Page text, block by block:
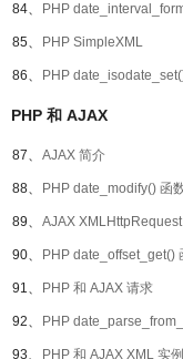
84、 PHP
85、 PHP SimpleXML
86、 PHP
PHP 和 AJAX
87、 AJAX 简介
88、 PHP date_modify() 函
89、 AJAX XMLHttpRequest
90、 PHP date_offset_get()
91、 PHP 和 AJAX 请求
92、 PHP
93、 PHP 和 AJAX XML 实例